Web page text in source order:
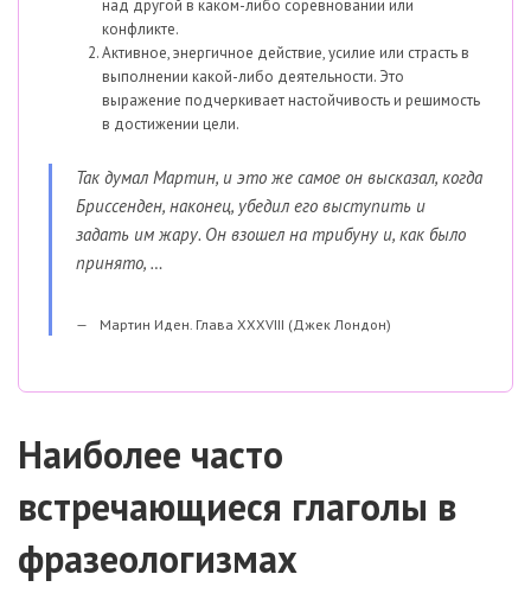
над другой в каком-либо соревновании или
конфликте.
Активное, энергичное действие, усилие или страсть в
выполнении какой-либо деятельности. Это
выражение подчеркивает настойчивость и решимость
в достижении цели.
Так думал Мартин, и это же самое он высказал, когда
Бриссенден, наконец, убедил его выступить и
задать им жару. Он взошел на трибуну и, как было
принято, …
Мартин Иден. Глава XXXVIII (Джек Лондон)
Наиболее часто
встречающиеся глаголы в
фразеологизмах